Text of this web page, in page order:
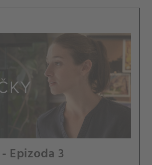
Epizoda 3